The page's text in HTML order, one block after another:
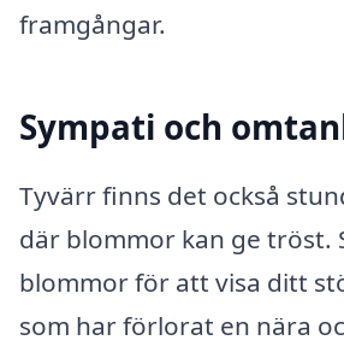
framgångar.
Sympati och
Tyvärr finns det också
där blommor kan ge tröst.
blommor för att visa ditt
som har förlorat en nära